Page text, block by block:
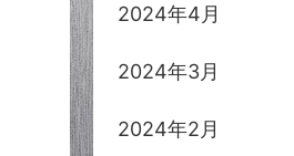
2024年4月
2024年3月
2024年2月